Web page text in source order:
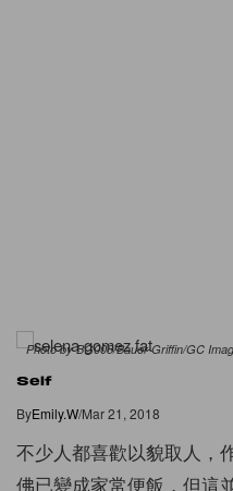
Photo by BG008/Bauer-Griffin/GC
Self
ByEmily.W/Mar 21, 2018
不少人都喜歡以貌取人，
佛已變成家常便飯，但這